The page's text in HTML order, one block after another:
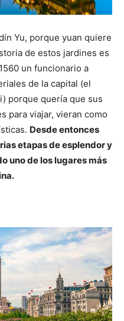
Yu, porque yuan quiere
de estos jardines es
un funcionario a
de la capital (el
porque quería que sus
para viajar, vieran como
Desde entonces
etapas de esplendor y
uno de los lugares más